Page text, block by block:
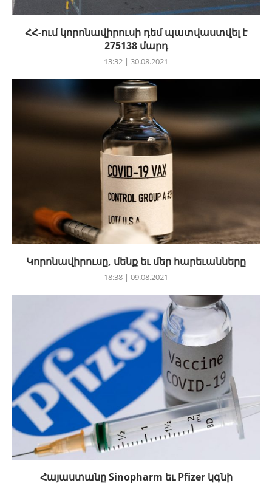
ՀՀ-ում կորոնավիրուսի դեմ պատվաստվել է
275138 մարդ
13:32 | 30.08.2021
Կորոնավիրուսը, մենք եւ մեր հարեւանները
18:38 | 09.08.2021
Հայաստանը Sinopharm եւ Pfizer կգնի